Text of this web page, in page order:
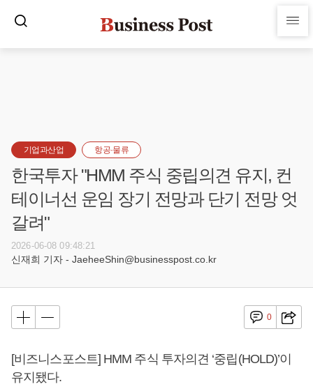
기업과산업 항공·물류
한국투자 "HMM 주식 중립의견 유지, 컨
테이너선 운임 장기 전망과 단기 전망 엇
갈려"
2026-06-08 09:48:21
신재희 기자 - JaeheeShin@businesspost.co.kr
0
[비즈니스포스트] HMM 주식 투자의견 ‘중립(HOLD)’이
유지됐다.